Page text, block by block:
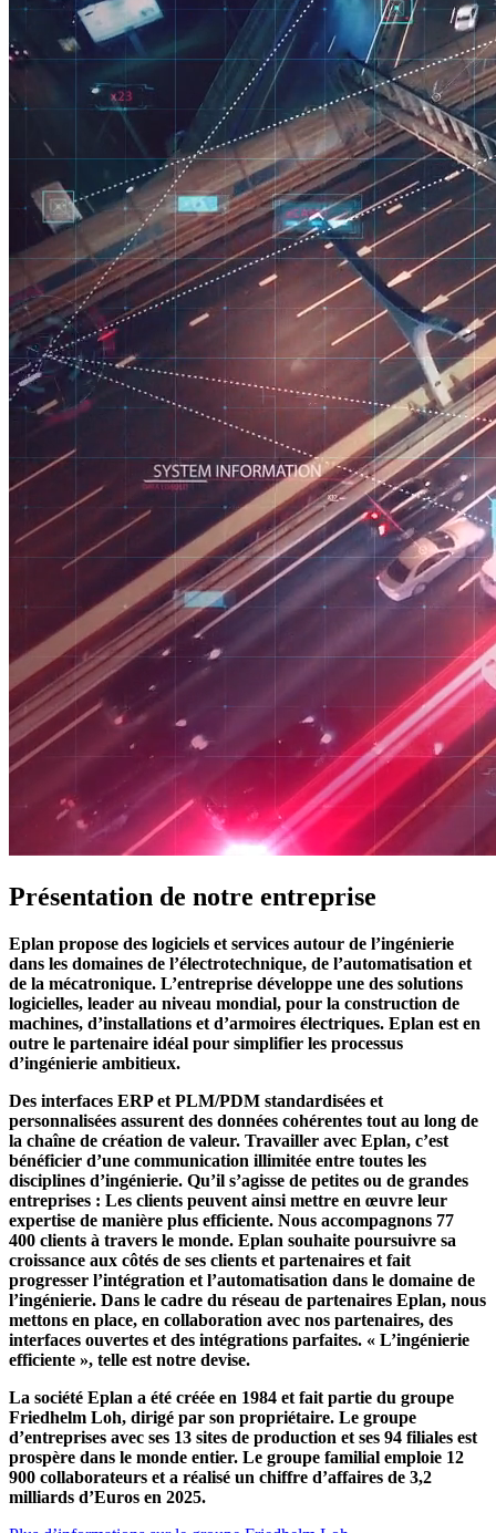
Présentation de notre entreprise
Eplan propose des logiciels et services autour de l’ingénierie
dans les domaines de l’électrotechnique, de l’automatisation et
de la mécatronique. L’entreprise développe une des solutions
logicielles, leader au niveau mondial, pour la construction de
machines, d’installations et d’armoires électriques. Eplan est en
outre le partenaire idéal pour simplifier les processus
d’ingénierie ambitieux.
Des interfaces ERP et PLM/PDM standardisées et
personnalisées assurent des données cohérentes tout au long de
la chaîne de création de valeur. Travailler avec Eplan, c’est
bénéficier d’une communication illimitée entre toutes les
disciplines d’ingénierie. Qu’il s’agisse de petites ou de grandes
entreprises : Les clients peuvent ainsi mettre en œuvre leur
expertise de manière plus efficiente. Nous accompagnons 77
400 clients à travers le monde. Eplan souhaite poursuivre sa
croissance aux côtés de ses clients et partenaires et fait
progresser l’intégration et l’automatisation dans le domaine de
l’ingénierie. Dans le cadre du réseau de partenaires Eplan, nous
mettons en place, en collaboration avec nos partenaires, des
interfaces ouvertes et des intégrations parfaites. « L’ingénierie
efficiente », telle est notre devise.
La société Eplan a été créée en 1984 et fait partie du groupe
Friedhelm Loh, dirigé par son propriétaire. Le groupe
d’entreprises avec ses 13 sites de production et ses 94 filiales est
prospère dans le monde entier. Le groupe familial emploie 12
900 collaborateurs et a réalisé un chiffre d’affaires de 3,2
milliards d’Euros en 2025.